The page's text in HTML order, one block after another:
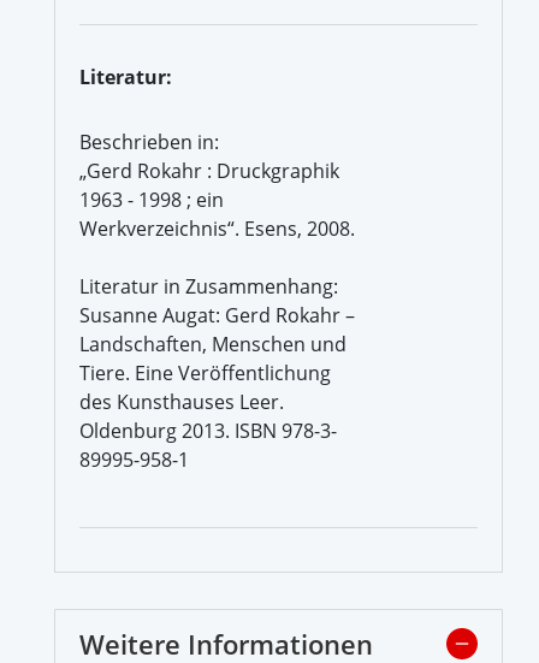
Literatur:
Beschrieben in:
„Gerd Rokahr : Druckgraphik
1963 - 1998 ; ein
Werkverzeichnis“. Esens, 2008.
Literatur in Zusammenhang:
Susanne Augat: Gerd Rokahr –
Landschaften, Menschen und
Tiere. Eine Veröffentlichung
des Kunsthauses Leer.
Oldenburg 2013. ISBN 978-3-
89995-958-1
Weitere Informationen